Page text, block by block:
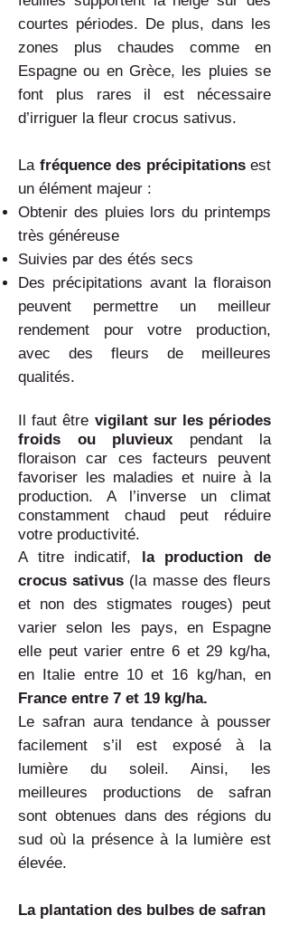
courtes périodes. De plus, dans les
zones plus chaudes comme en
Espagne ou en Grèce, les pluies se
font plus rares il est nécessaire
d’irriguer la fleur crocus sativus.
La fréquence des précipitations est
un élément majeur :
Obtenir des pluies lors du printemps
très généreuse
Suivies par des étés secs
Des précipitations avant la floraison
peuvent permettre un meilleur
rendement pour votre production,
avec des fleurs de meilleures
qualités.
Il faut être vigilantsur les périodes
froids ou pluvieux pendant la
floraison car ces facteurs peuvent
favoriser les maladies et nuire à la
production. A l’inverse un climat
constamment chaud peut réduire
votre productivité.
A titre indicatif, la production de
crocus sativus (la masse des fleurs
et non des stigmates rouges) peut
varier selon les pays, en Espagne
elle peut varier entre 6 et 29 kg/ha,
en Italie entre 10 et 16 kg/han, en
France entre 7 et 19 kg/ha.
Le safran aura tendance à pousser
facilement s’il est exposé à la
lumière du soleil. Ainsi, les
meilleures productions de safran
sont obtenues dans des régions du
sud où la présence à la lumière est
élevée.
La plantation des bulbes de safran